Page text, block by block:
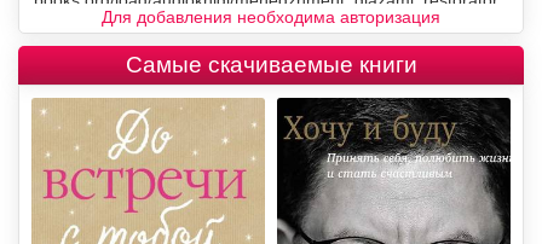
Для добавления необходима авторизация
Самые скачиваемые книги